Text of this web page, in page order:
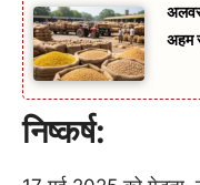
अलवर
अहम
निष्कर्ष: